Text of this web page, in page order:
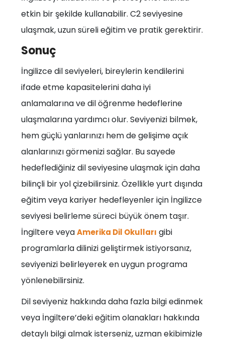
etkin bir şekilde kullanabilir. C2 seviyesine
ulaşmak, uzun süreli eğitim ve pratik gerektirir.
Sonuç
İngilizce dil seviyeleri, bireylerin kendilerini
ifade etme kapasitelerini daha iyi
anlamalarına ve dil öğrenme hedeflerine
ulaşmalarına yardımcı olur. Seviyenizi bilmek,
hem güçlü yanlarınızı hem de gelişime açık
alanlarınızı görmenizi sağlar. Bu sayede
hedeflediğiniz dil seviyesine ulaşmak için daha
bilinçli bir yol çizebilirsiniz. Özellikle yurt dışında
eğitim veya kariyer hedefleyenler için İngilizce
seviyesi belirleme süreci büyük önem taşır.
İngiltere veyaAmerika Dil Okulları gibi
programlarla dilinizi geliştirmek istiyorsanız,
seviyenizi belirleyerek en uygun programa
yönlenebilirsiniz.
Dil seviyeniz hakkında daha fazla bilgi edinmek
veya İngiltere’deki eğitim olanakları hakkında
detaylı bilgi almak isterseniz, uzman ekibimizle